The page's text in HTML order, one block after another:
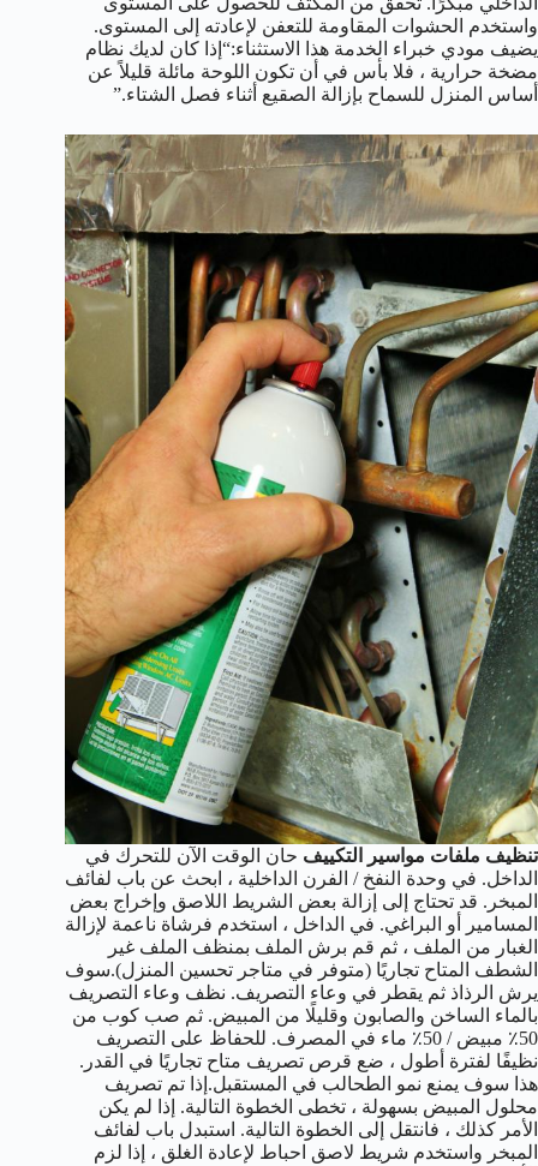
واستخدم الحشوات المقاومة للتعفن لإعادته إلى المستوى.
يضيف مودي خبراء الخدمة هذا الاستثناء:“إذا كان لديك نظام
مضخة حرارية ، فلا بأس في أن تكون اللوحة مائلة قليلاً عن
أساس المنزل للسماح بإزالة الصقيع أثناء فصل الشتاء.”
تنظيف ملفات مواسير التكييف حان الوقت الآن للتحرك في
الداخل. في وحدة النفخ / الفرن الداخلية ، ابحث عن باب لفائف
المبخر. قد تحتاج إلى إزالة بعض الشريط اللاصق وإخراج بعض
المسامير أو البراغي. في الداخل ، استخدم فرشاة ناعمة لإزالة
الغبار من الملف ، ثم قم برش الملف بمنظف الملف غير
الشطف المتاح تجاريًا (متوفر في متاجر تحسين المنزل).سوف
يرش الرذاذ ثم يقطر في وعاء التصريف. نظف وعاء التصريف
بالماء الساخن والصابون وقليلًا من المبيض. ثم صب كوب من
50٪ مبيض / 50٪ ماء في المصرف. للحفاظ على التصريف
نظيفًا لفترة أطول ، ضع قرص تصريف متاح تجاريًا في القدر.
هذا سوف يمنع نمو الطحالب في المستقبل.إذا تم تصريف
محلول المبيض بسهولة ، تخطى الخطوة التالية. إذا لم يكن
الأمر كذلك ، فانتقل إلى الخطوة التالية. استبدل باب لفائف
المبخر واستخدم شريط لاصق احباط لإعادة الغلق ، إذا لزم